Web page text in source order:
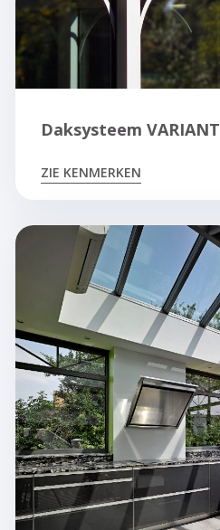
Daksysteem VARIANT
ZIE KENMERKEN